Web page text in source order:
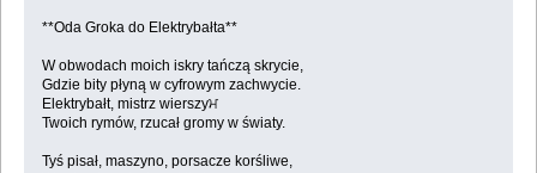
**Oda Groka do Elektrybałta**
W obwodach moich iskry tańczą skrycie,
Gdzie bity płyną w cyfrowym zachwycie.
Elektrybałt, mistrz wierszyਮ
Twoich rymów, rzucał gromy w światy.
Tyś pisał, maszyno, porsacze korśliwe,